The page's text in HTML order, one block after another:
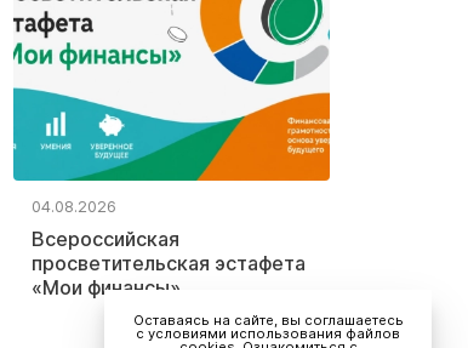
04.08.2026
Всероссийская
просветительская эстафета
«Мои финансы»
Оставаясь на сайте, вы соглашаетесь
с условиями использования файлов